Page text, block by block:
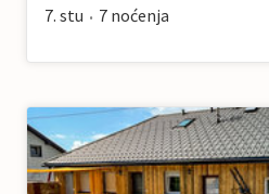
7. stu • 7 noćenja